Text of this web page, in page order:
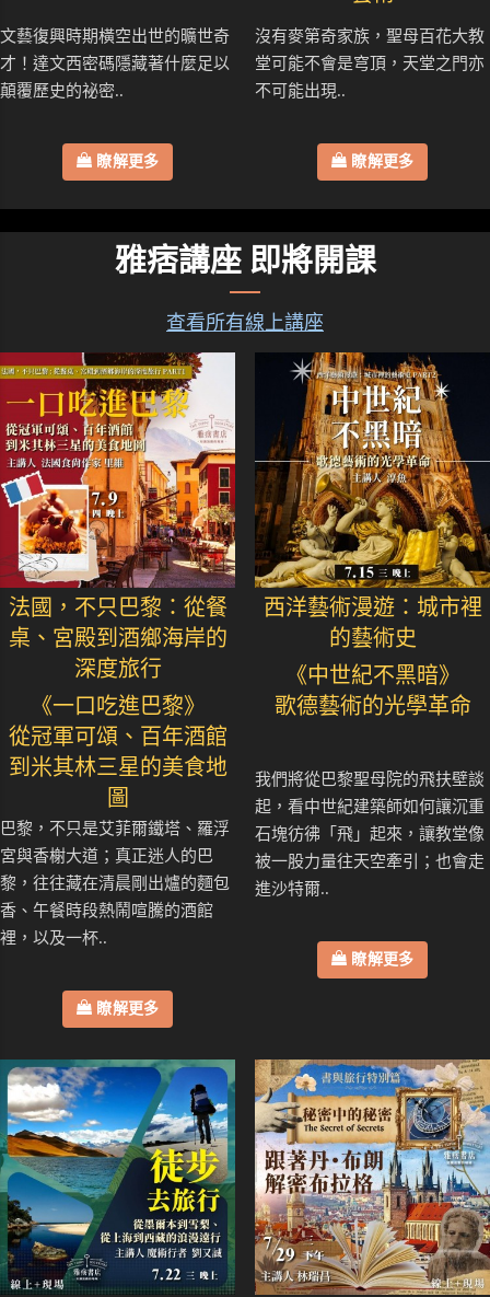
文藝復興時期橫空出世的曠世奇
才！達文西密碼隱藏著什麼足以
顛覆歷史的祕密..
瞭解更多
沒有麥第奇家族，聖母百花大教
堂可能不會是穹頂，天堂之門亦
不可能出現..
瞭解更多
雅痞講座 即將開課
查看所有線上講座
法國，不只巴黎：從餐
桌、宮殿到酒鄉海岸的
深度旅行
《一口吃進巴黎》
從冠軍可頌、百年酒館
到米其林三星的美食地
圖
巴黎，不只是艾菲爾鐵塔、羅浮
宮與香榭大道；真正迷人的巴
黎，往往藏在清晨剛出爐的麵包
香、午餐時段熱鬧喧騰的酒館
裡，以及一杯..
瞭解更多
西洋藝術漫遊：城市裡
的藝術史
《中世紀不黑暗》
歌德藝術的光學革命
我們將從巴黎聖母院的飛扶壁談
起，看中世紀建築師如何讓沉重
石塊彷彿「飛」起來，讓教堂像
被一股力量往天空牽引；也會走
進沙特爾..
瞭解更多